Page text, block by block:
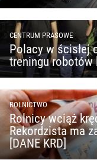
CENTRUM PRASOWE
Polacy w ścisłej
treningu robotów
ROLNICTWO
Rolnicy wciąż
Rekordzista ma
[DANE KRD]